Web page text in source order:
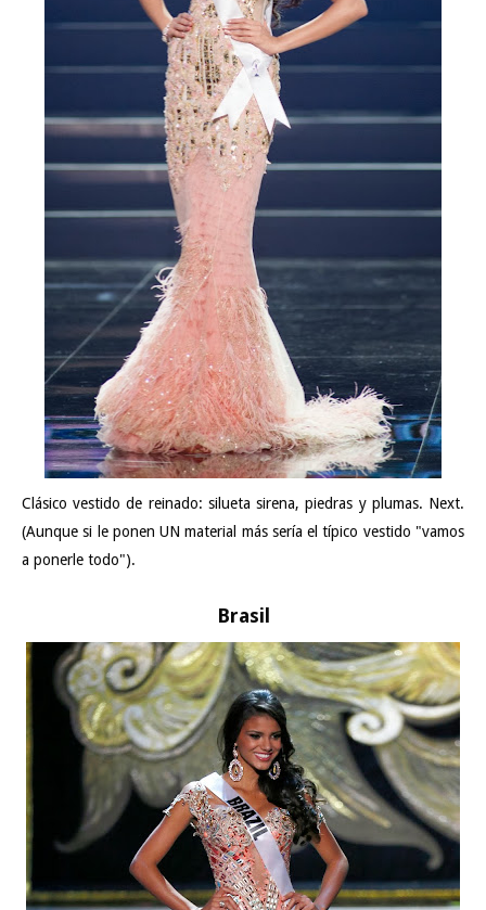
Clásico vestido de reinado: silueta sirena, piedras y plumas. Next.
(Aunque si le ponen UN material más sería el típico vestido "vamos
a ponerle todo").
Brasil